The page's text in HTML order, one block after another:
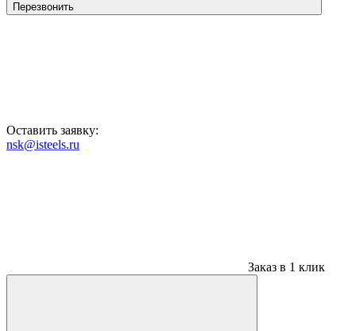
Перезвонить
Оставить заявку:
nsk@isteels.ru
Заказ в 1 клик